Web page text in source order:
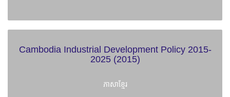
Cambodia Industrial Development Policy 2015-
2025 (2015)
ភាសាខ្មែរ